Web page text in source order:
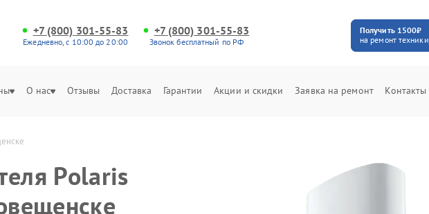
+7 (800) 301-55-83
Ежедневно, с 10:00 до 20:00
+7 (800) 301-55-83
Звонок бесплатный по РФ
Получить 1500₽
на ремонт техники
О нас Отзывы Доставка Гарантии Акции и скидки Заявка на ремонт Контакты
Polaris